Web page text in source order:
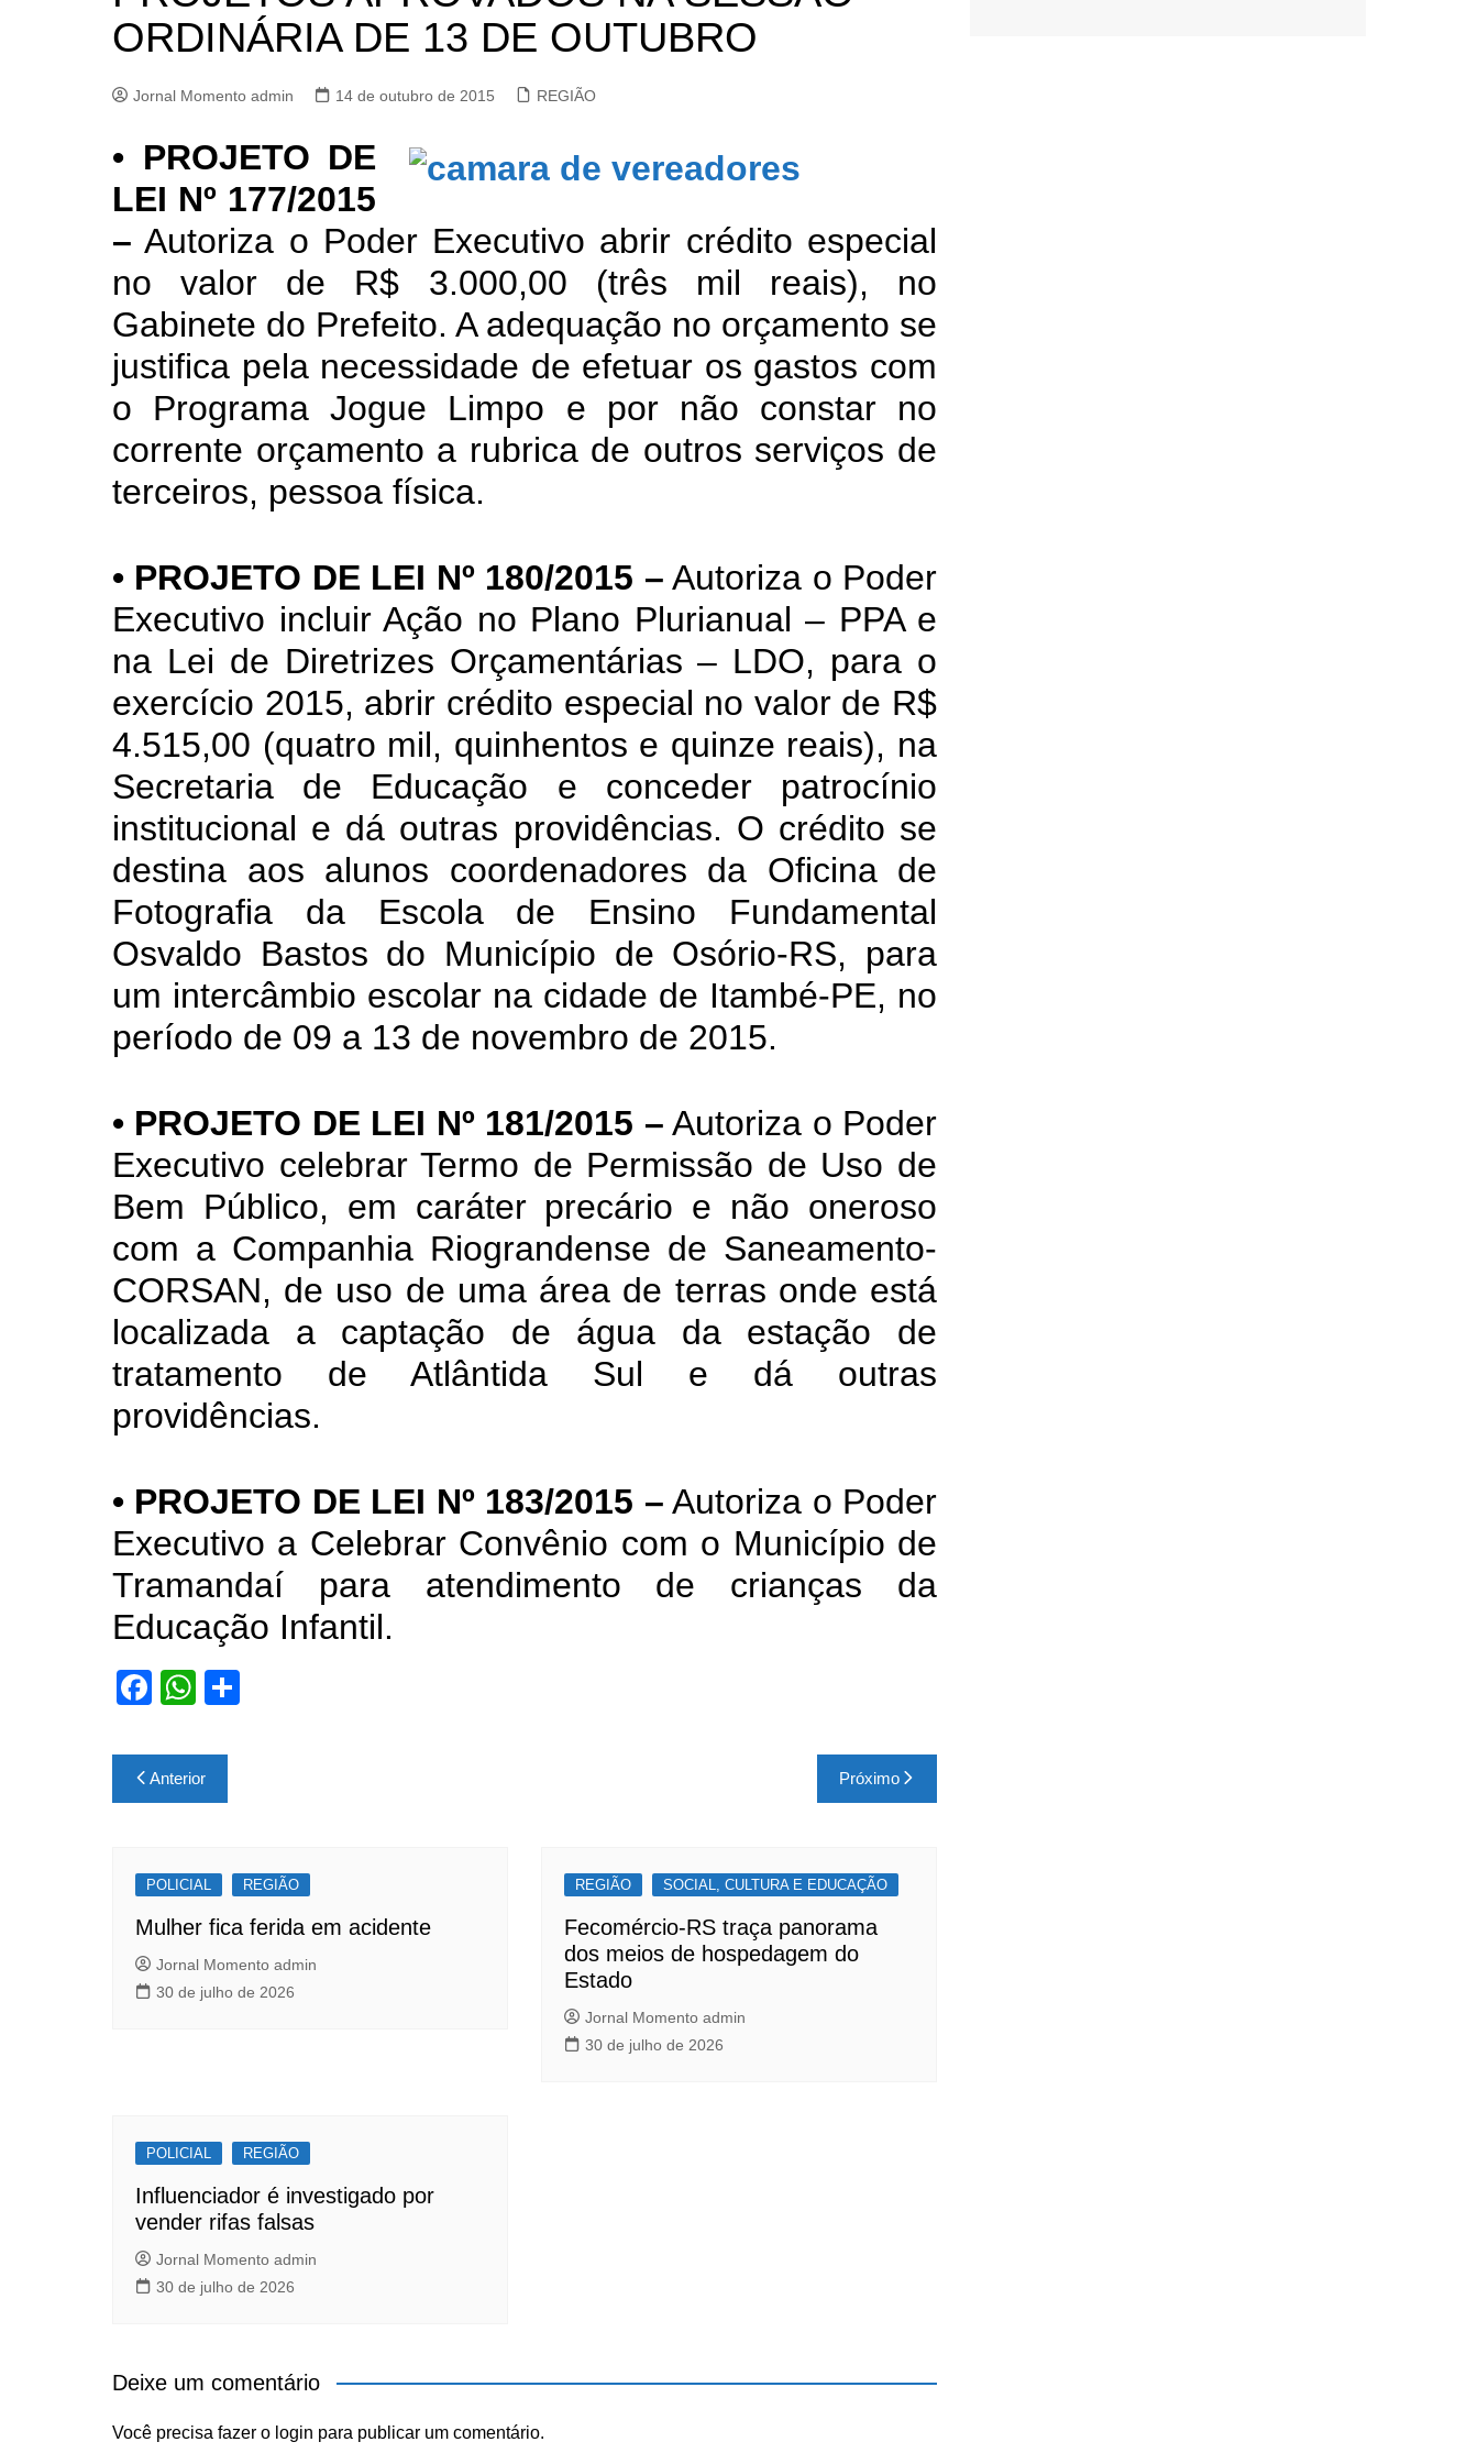
ORDINÁRIA DE 13 DE OUTUBRO
Jornal Momento admin 14 de outubro de 2015 REGIÃO
• PROJETO DE
LEI Nº 177/2015
– Autoriza o Poder Executivo abrir crédito especial
no valor de R$ 3.000,00 (três mil reais), no
Gabinete do Prefeito. A adequação no orçamento se
justifica pela necessidade de efetuar os gastos com
o Programa Jogue Limpo e por não constar no
corrente orçamento a rubrica de outros serviços de
terceiros, pessoa física.
• PROJETO DE LEI Nº 180/2015 – Autoriza o Poder
Executivo incluir Ação no Plano Plurianual – PPA e
na Lei de Diretrizes Orçamentárias – LDO, para o
exercício 2015, abrir crédito especial no valor de R$
4.515,00 (quatro mil, quinhentos e quinze reais), na
Secretaria de Educação e conceder patrocínio
institucional e dá outras providências. O crédito se
destina aos alunos coordenadores da Oficina de
Fotografia da Escola de Ensino Fundamental
Osvaldo Bastos do Município de Osório-RS, para
um intercâmbio escolar na cidade de Itambé-PE, no
período de 09 a 13 de novembro de 2015.
• PROJETO DE LEI Nº 181/2015 – Autoriza o Poder
Executivo celebrar Termo de Permissão de Uso de
Bem Público, em caráter precário e não oneroso
com a Companhia Riograndense de Saneamento-
CORSAN, de uso de uma área de terras onde está
localizada a captação de água da estação de
tratamento de Atlântida Sul e dá outras
providências.
• PROJETO DE LEI Nº 183/2015 – Autoriza o Poder
Executivo a Celebrar Convênio com o Município de
Tramandaí para atendimento de crianças da
Educação Infantil.
F
c
e
o
o
k
W
at
s
p
p
Navegação
de
Anterior Próximo
POLICIAL REGIÃO
Mulher fica ferida em acidente
Jornal Momento admin
30 de julho de 2026
REGIÃO SOCIAL, CULTURA E EDUCAÇÃO
Fecomércio-RS traça panorama
dos meios de hospedagem do
Estado
Jornal Momento admin
30 de julho de 2026
POLICIAL REGIÃO
Influenciador é investigado por
vender rifas falsas
Jornal Momento admin
30 de julho de 2026
Deixe um comentário
Você precisa fazer o login para publicar um comentário.